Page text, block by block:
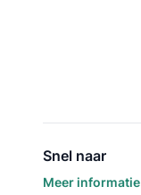
Snel naar
Meer informatie